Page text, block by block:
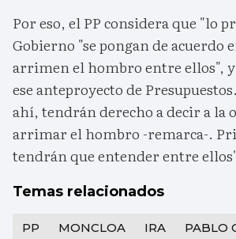
Por eso, el PP considera que "lo
Gobierno "se pongan de acuerdo
arrimen el hombro entre ellos",
ese anteproyecto de
ahí, tendrán derecho a decir a la
arrimar el hombro -remarca-.
tendrán que entender entre
Temas relacionados
PP MONCLOA IRA PABLO